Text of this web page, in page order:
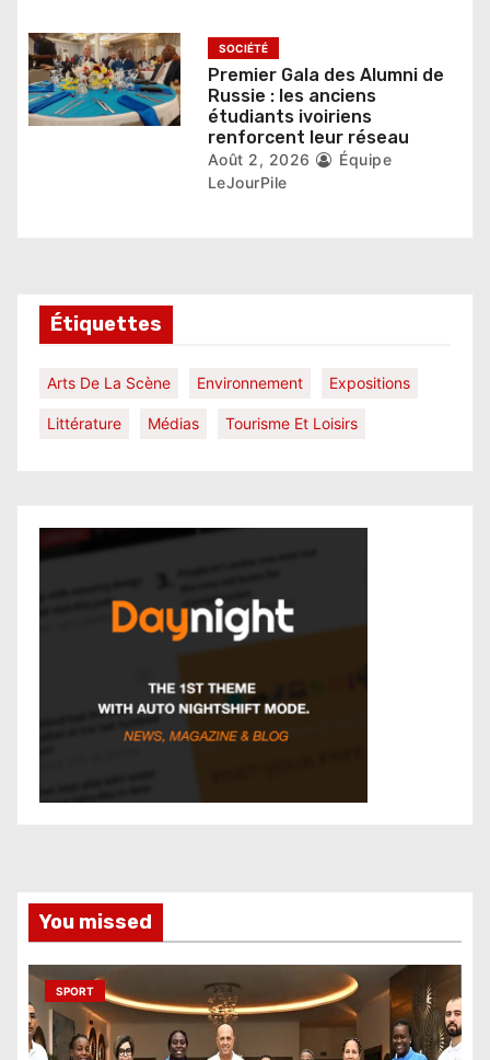
e
SOCIÉTÉ
Premier Gala des Alumni de
Russie : les anciens
étudiants ivoiriens
renforcent leur réseau
Août 2, 2026
Équipe
LeJourPile
Étiquettes
Arts De La Scène Environnement Expositions
Littérature Médias Tourisme Et Loisirs
You missed
SPORT